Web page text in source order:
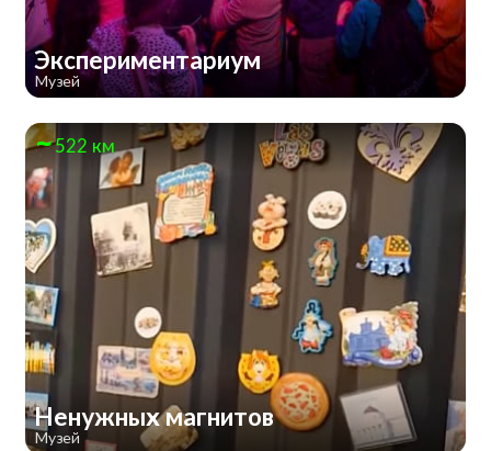
Экспериментариум
Музей
522 км
Ненужных магнитов
Музей